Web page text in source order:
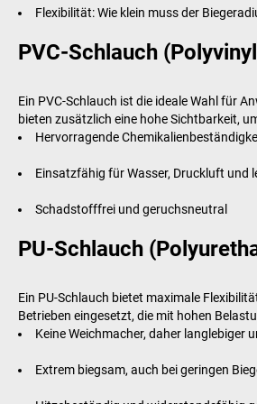
Flexibilität: Wie klein muss der
PVC-Schlauch
Ein PVC-Schlauch ist die ideale Wahl für
bieten zusätzlich eine hohe Sichtbarkeit,
Hervorragende
Einsatzfähig für Wasser, Druckluft und
Schadstofffrei und geruchsneutral
PU-Schlauch
Ein PU-Schlauch bietet maximale
Betrieben eingesetzt, die mit hohen
Keine Weichmacher, daher langlebiger
Extrem biegsam, auch bei geringen